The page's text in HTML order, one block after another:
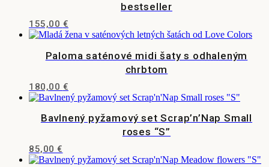
produktu.
si
môžete
bestseller
155,00 €
Tento
Možnosti
si
vybrať
produktu.
Paloma saténové midi šaty s odhaleným
chrbtom
180,00 €
Tento
Možnosti
si
Bavlnený pyžamový set Scrap’n’Nap Small
roses “S”
85,00 €